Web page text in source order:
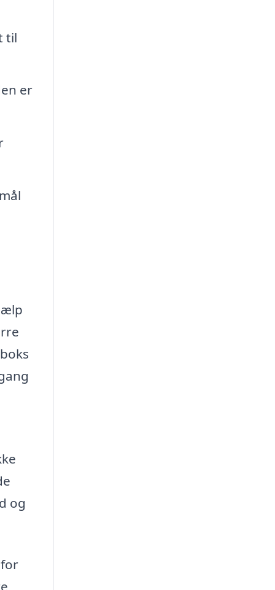
til
er
og